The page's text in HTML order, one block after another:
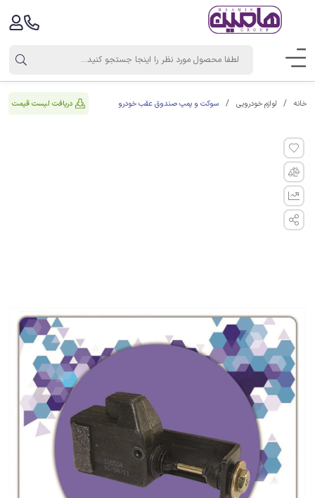
خانه لوازم خودرویی سوکت و پمپ صندوق عقب خودرو دریافت لیست قیمت